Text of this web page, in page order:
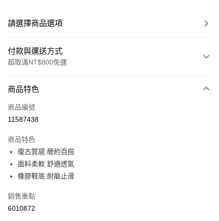
請選擇商品選項
付款與運送方式
超取滿NT$800免運
信用卡一次付款
超商取貨付款
Apple Pay
街口支付
商品特色
商品編號
11587438
商品特色
復古質感 簡約百搭
面料柔軟 舒適透氣
橡膠鞋底 耐磨止滑
銷售重點
6010872